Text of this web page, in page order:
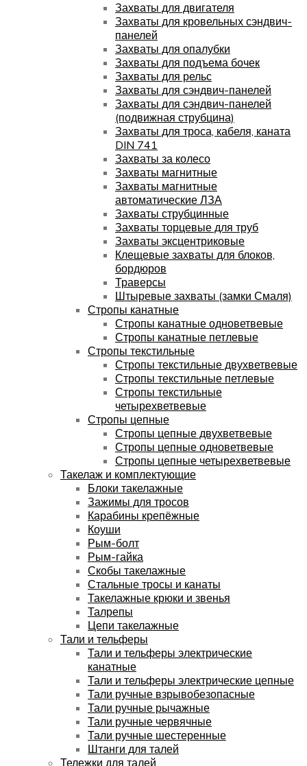
Захваты для двигателя
Захваты для кровельных сэндвич-
панелей
Захваты для опалубки
Захваты для подъема бочек
Захваты для рельс
Захваты для сэндвич-панелей
Захваты для сэндвич-панелей
(подвижная струбцина)
Захваты для троса, кабеля, каната
DIN 741
Захваты за колесо
Захваты магнитные
Захваты магнитные
автоматические ЛЗА
Захваты струбцинные
Захваты торцевые для труб
Захваты эксцентриковые
Клещевые захваты для блоков,
бордюров
Траверсы
Штыревые захваты (замки Смаля)
Стропы канатные
Стропы канатные одноветвевые
Стропы канатные петлевые
Стропы текстильные
Стропы текстильные двухветвевые
Стропы текстильные петлевые
Стропы текстильные
четырехветвевые
Стропы цепные
Стропы цепные двухветвевые
Стропы цепные одноветвевые
Стропы цепные четырехветвевые
Такелаж и комплектующие
Блоки такелажные
Зажимы для тросов
Карабины крепёжные
Коуши
Рым-болт
Рым-гайка
Скобы такелажные
Стальные тросы и канаты
Такелажные крюки и звенья
Талрепы
Цепи такелажные
Тали и тельферы
Тали и тельферы электрические
канатные
Тали и тельферы электрические цепные
Тали ручные взрывобезопасные
Тали ручные рычажные
Тали ручные червячные
Тали ручные шестеренные
Штанги для талей
Тележки для талей